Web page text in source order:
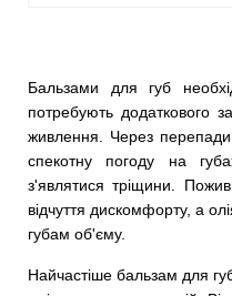
Бальзами для губ
потребують додаткового
живлення. Через
спекотну погоду на
з'являтися тріщини.
відчуття дискомфорту, а
губам об'єму.
Найчастіше бальзам для